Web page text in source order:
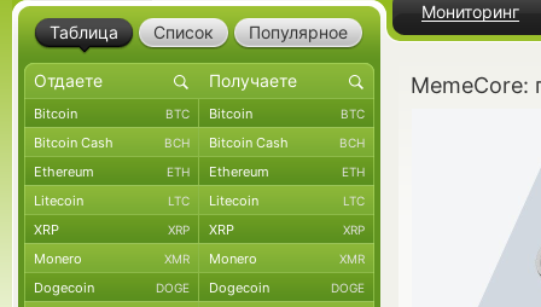
Мониторинг
MemeCore:
Таблица Список Популярное
Bitcoin BTC Bitcoin BTC
Bitcoin Cash BCH Bitcoin Cash BCH
Ethereum ETH Ethereum ETH
Litecoin LTC Litecoin LTC
XRP XRP XRP XRP
Monero XMR Monero XMR
Dogecoin DOGE Dogecoin DOGE